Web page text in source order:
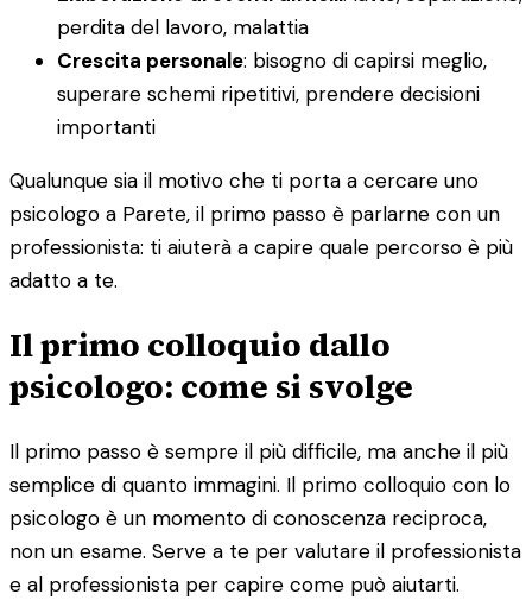
perdita del lavoro, malattia
Crescita personale: bisogno di capirsi meglio,
superare schemi ripetitivi, prendere decisioni
importanti
Qualunque sia il motivo che ti porta a cercare uno
psicologo a Parete, il primo passo è parlarne con un
professionista: ti aiuterà a capire quale percorso è più
adatto a te.
Il primo colloquio dallo
psicologo: come si svolge
Il primo passo è sempre il più difficile, ma anche il più
semplice di quanto immagini. Il primo colloquio con lo
psicologo è un momento di conoscenza reciproca,
non un esame. Serve a te per valutare il professionista
e al professionista per capire come può aiutarti.